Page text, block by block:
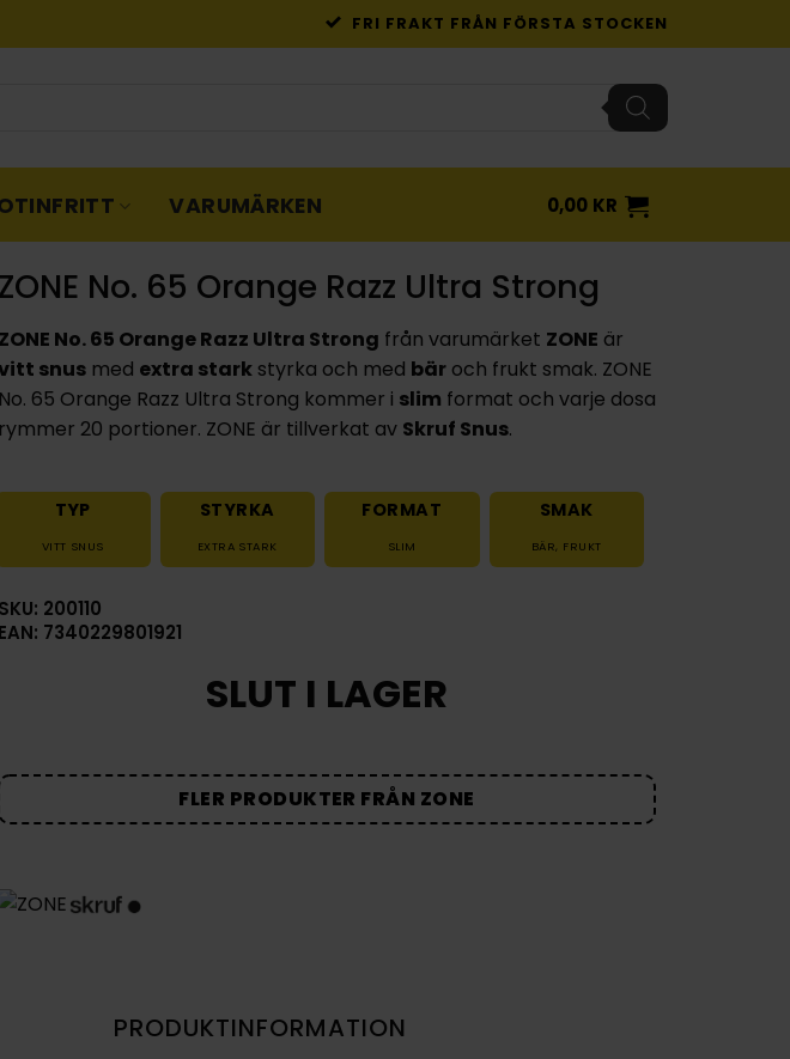
FRI FRAKT FRÅN FÖRSTA STOCKEN
VARUMÄRKEN 0,00 KR
ZONE No. 65 Orange Razz Ultra Strong
ZONE No. 65 Orange Razz Ultra Strong från varumärket ZONE är
snus med extra stark styrka och med bär och frukt smak. ZONE
No. 65 Orange Razz Ultra Strong kommer i slim format och varje dosa
rymmer 20 portioner. ZONE är tillverkat av Skruf Snus.
TYP
VITT SNUS
STYRKA
EXTRA STARK
FORMAT
SLIM
SMAK
BÄR, FRUKT
SKU: 200110
EAN: 7340229801921
SLUT I LAGER
FLER PRODUKTER FRÅN ZONE
PRODUKTINFORMATION